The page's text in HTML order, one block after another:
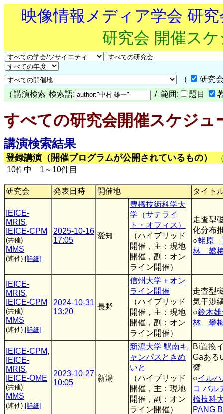
映像情報メディア学会 研
研究会 開催ス
（
研究
（ 講演検索 検索語: / 範囲: 題目
すべての研究会開催スケジュ
講演検索結果
登録講演（開催プログラムが公開されているもの）
10件中 1～10件目
研究会 発表日時 開催地 タイト
IEICE-
MRIS,
IEICE-CPM
(共催)
MMS
(連催) [詳細]
2025-10-16
17:05
愛知
豊橋技術科学大
学（サテライ
ト・オフィス）
（ハイブリッド
開催，主：現地
開催，副：オン
ライン開催）
走査型
化分布
○蛯原
林 攀
IEICE-
MRIS,
IEICE-CPM
(共催)
MMS
(連催) [詳細]
2024-10-31
13:20
長野
信州大学＋オン
ライン開催
（ハイブリッド
開催，主：現地
開催，副：オン
ライン開催）
走査型
気干渉
○鈴木雄
林 攀
IEICE-CPM,
IEICE-
MRIS,
IEICE-OME
(共催)
MMS
(連催) [詳細]
2023-10-27
10:05
新潟
新潟大学 駅南キ
ャンパスときめ
いと
（ハイブリッド
開催，主：現地
開催，副：オン
ライン開催）
Bi置換
Gaある
響
○イル
コ バル
橋技科
PANG